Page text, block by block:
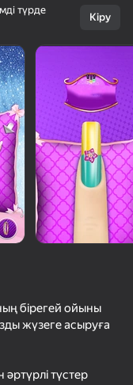
түрде
Кіру
бірегей ойыны
жүзеге асыруға
түстер